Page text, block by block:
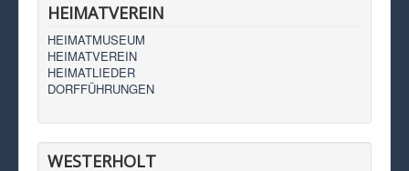
HEIMATVEREIN
HEIMATMUSEUM
HEIMATVEREIN
HEIMATLIEDER
DORFFÜHRUNGEN
WESTERHOLT